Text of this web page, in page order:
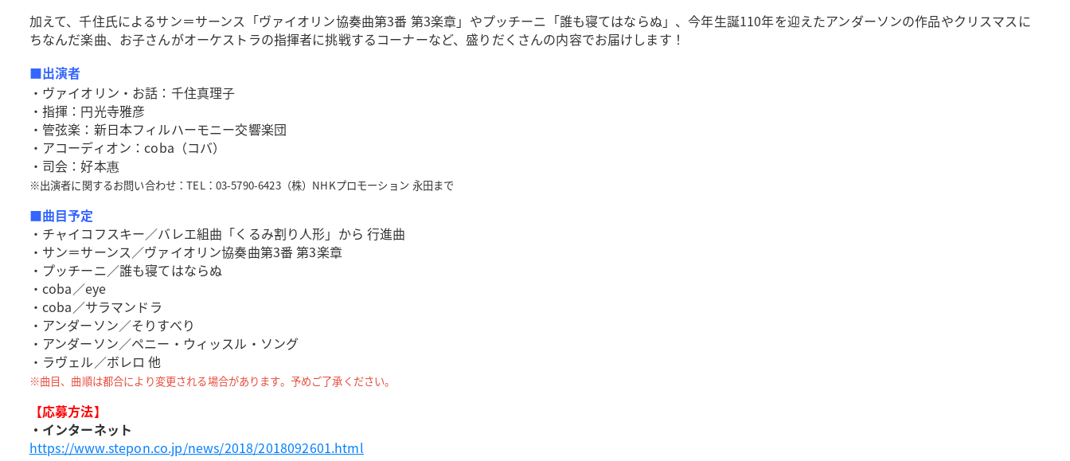
加えて、千住氏によるサン＝サーンス「ヴァイオリン協奏曲第3番 第3楽章」やプッチーニ「誰も寝てはならぬ」、今年生誕110年を迎えたアンダーソンの作品やクリスマスに
ちなんだ楽曲、お子さんがオーケストラの指揮者に挑戦するコーナーなど、盛りだくさんの内容でお届けします！
■出演者
・ヴァイオリン・お話：千住真理子
・指揮：円光寺雅彦
・管弦楽：新日本フィルハーモニー交響楽団
・アコーディオン：coba（コバ）
・司会：好本惠
※出演者に関するお問い合わせ：TEL：03-5790-6423（株）NHKプロモーション 永田まで
■曲目予定
・チャイコフスキー／バレエ組曲「くるみ割り人形」から 行進曲
・サン＝サーンス／ヴァイオリン協奏曲第3番 第3楽章
・プッチーニ／誰も寝てはならぬ
・coba／eye
・coba／サラマンドラ
・アンダーソン／そりすべり
・アンダーソン／ペニー・ウィッスル・ソング
・ラヴェル／ボレロ 他
※曲目、曲順は都合により変更される場合があります。予めご了承ください。
【応募方法】
・インターネット
https://www.stepon.co.jp/news/2018/2018092601.html